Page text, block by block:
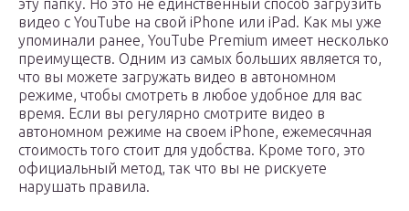
эту папку. Но это не единственный способ загрузить
видео с YouTube на свой iPhone или iPad. Как мы уже
упоминали ранее, YouTube Premium имеет несколько
преимуществ. Одним из самых больших является то,
что вы можете загружать видео в автономном
режиме, чтобы смотреть в любое удобное для вас
время. Если вы регулярно смотрите видео в
автономном режиме на своем iPhone, ежемесячная
стоимость того стоит для удобства. Кроме того, это
официальный метод, так что вы не рискуете
нарушать правила.